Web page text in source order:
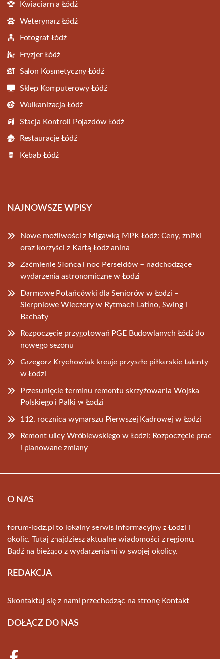
Kwiaciarnia Łódź
Weterynarz Łódź
Fotograf Łódź
Fryzjer Łódź
Salon Kosmetyczny Łódź
Sklep Komputerowy Łódź
Wulkanizacja Łódź
Stacja Kontroli Pojazdów Łódź
Restauracje Łódź
Kebab Łódź
NAJNOWSZE WPISY
Nowe możliwości z Migawką MPK Łódź: Ceny, zniżki
oraz korzyści z Kartą Łodzianina
Zaćmienie Słońca i noc Perseidów – nadchodzące
wydarzenia astronomiczne w Łodzi
Darmowe Potańcówki dla Seniorów w Łodzi –
Sierpniowe Wieczory w Rytmach Latino, Swing i
Bachaty
Rozpoczęcie przygotowań PGE Budowlanych Łódź do
nowego sezonu
Grzegorz Krychowiak kreuje przyszłe piłkarskie talenty
w Łodzi
Przesunięcie terminu remontu skrzyżowania Wojska
Polskiego i Palki w Łodzi
112. rocznica wymarszu Pierwszej Kadrowej w Łodzi
Remont ulicy Wróblewskiego w Łodzi: Rozpoczęcie prac
i planowane zmiany
O NAS
forum-lodz.pl to lokalny serwis informacyjny z Łodzi i
okolic. Tutaj znajdziesz aktualne wiadomości z regionu.
Bądź na bieżąco z wydarzeniami w swojej okolicy.
REDAKCJA
Skontaktuj się z nami przechodząc na stronę Kontakt
DOŁĄCZ DO NAS